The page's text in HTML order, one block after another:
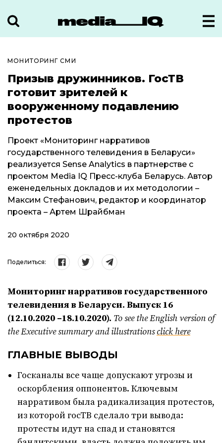
МОНИТОРИНГ СМИ
Призыв дружинников. ГосТВ
готовит зрителей к
вооруженному подавлению
протестов
Проект «Мониторинг нарративов
государственного телевидения в Беларуси»
реализуется Sense Analytics в партнерстве с
проектом Media IQ Пресс-клуба Беларусь. Автор
еженедельных докладов и их методологии –
Максим Стефанович, редактор и координатор
проекта – Артем Шрайбман
20 октября 2020
Поделиться:
Мониторинг нарративов государственного
телевидения в Беларуси. Выпуск 16
(12.10.2020 –18.10.2020). To see the English version of
the Executive summary and illustrationsclick here
ГЛАВНЫЕ ВЫВОДЫ
Госканалы все чаще допускают угрозы и
оскорбления оппонентов. Ключевым
нарративом была радикализация протестов,
из которой госТВ сделало три вывода:
протесты идут на спад и становятся